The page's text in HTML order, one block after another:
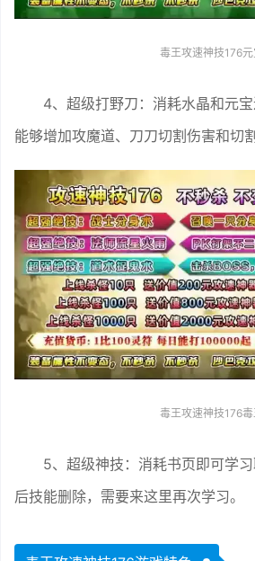
毒王攻速神技176元
4、超级打野刀：消耗水晶和元
能够增加攻魔道、刀刀切割伤害和切割
毒王攻速神技176毒
5、超级神技：消耗书页即可学
后技能删除，需要来这里再次学习。